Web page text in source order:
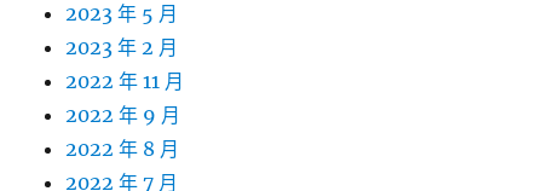
2023 年 5 月
2023 年 2 月
2022 年 11 月
2022 年 9 月
2022 年 8 月
2022 年 7 月